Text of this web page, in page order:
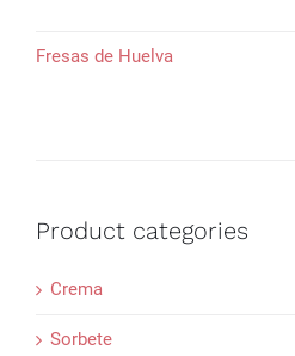
Fresas de Huelva
Product categories
Crema
Sorbete